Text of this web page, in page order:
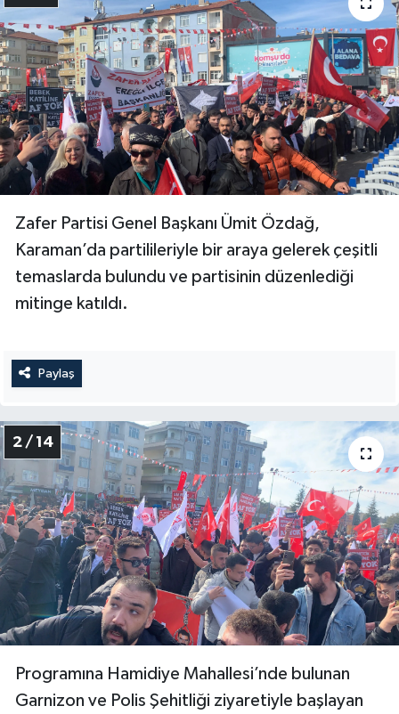
Zafer Partisi Genel Başkanı Ümit Özdağ,
Karaman’da partilileriyle bir araya gelerek çeşitli
temaslarda bulundu ve partisinin düzenlediği
mitinge katıldı.
Paylaş
2 / 14
Programına Hamidiye Mahallesi’nde bulunan
Garnizon ve Polis Şehitliği ziyaretiyle başlayan